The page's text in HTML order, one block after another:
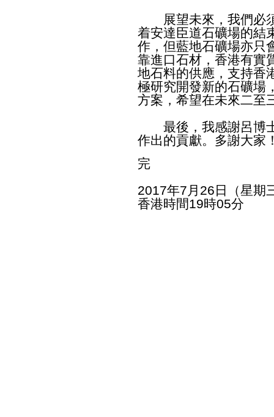
展望未來，我們必須
着安達臣道石礦場的結
作，但藍地石礦場亦只
靠進口石材，香港有實
地石料的供應，支持香
極研究開發新的石礦場
方案，希望在未來二至
最後，我感謝呂博士
作出的貢獻。多謝大家
完
2017年7月26日（星期
香港時間19時05分